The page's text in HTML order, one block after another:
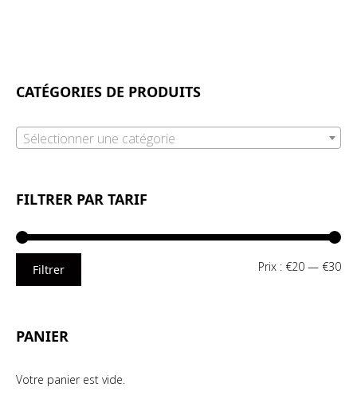
CATÉGORIES DE PRODUITS
Sélectionner une catégorie
FILTRER PAR TARIF
Filtrer Prix : €20 — €30
PANIER
Votre panier est vide.